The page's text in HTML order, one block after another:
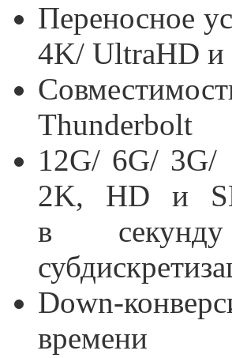
Переносное
4K/ UltraHD и
Thunderbolt
12G/ 6G/
2K, HD и
в
Down-
времени